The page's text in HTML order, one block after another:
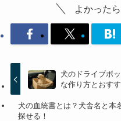
よかった
犬のドライブボ
な作り方とおす
犬の血統書とは？犬舎名と本
探せる！